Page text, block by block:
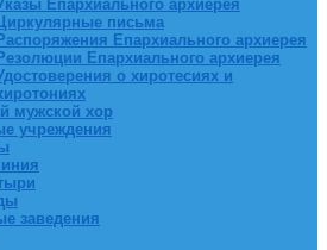
Епархиального архиерея
Циркулярные письма
Распоряжения Епархиального архиерея
Резолюции Епархиального архиерея
о хиротесиях и
мужской хор
учреждения
заведения